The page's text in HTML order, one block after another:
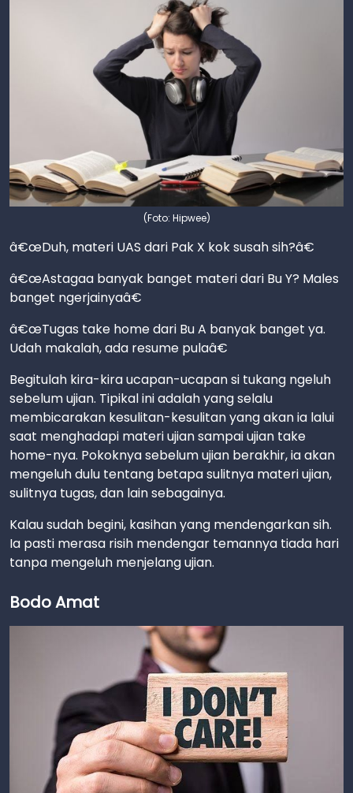
(Foto: Hipwee)
â€œDuh, materi UAS dari Pak X kok susah sih?â€
â€œAstagaa banyak banget materi dari Bu Y? Males
banget ngerjainyaâ€
â€œTugas take home dari Bu A banyak banget ya.
Udah makalah, ada resume pulaâ€
Begitulah kira-kira ucapan-ucapan si tukang ngeluh
sebelum ujian. Tipikal ini adalah yang selalu
membicarakan kesulitan-kesulitan yang akan ia lalui
saat menghadapi materi ujian sampai ujian take
home-nya. Pokoknya sebelum ujian berakhir, ia akan
mengeluh dulu tentang betapa sulitnya materi ujian,
sulitnya tugas, dan lain sebagainya.
Kalau sudah begini, kasihan yang mendengarkan sih.
Ia pasti merasa risih mendengar temannya tiada hari
tanpa mengeluh menjelang ujian.
Bodo Amat